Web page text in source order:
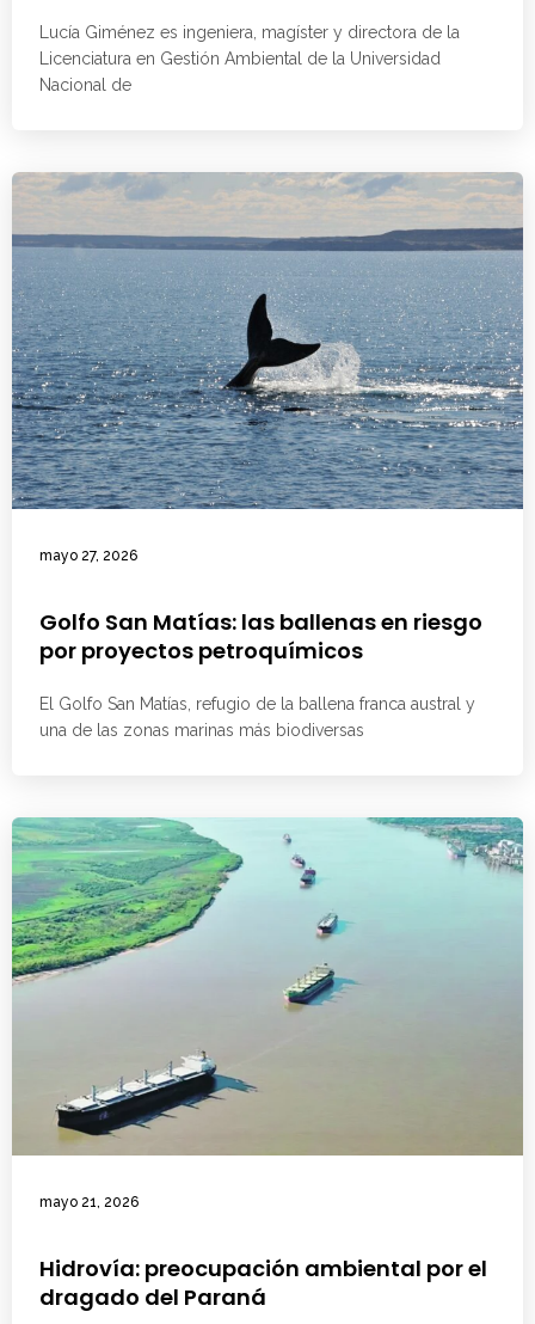
Lucía Giménez es ingeniera, magíster y directora de la
Licenciatura en Gestión Ambiental de la Universidad
Nacional de
mayo 27, 2026
Golfo San Matías: las ballenas en riesgo
por proyectos petroquímicos
El Golfo San Matías, refugio de la ballena franca austral y
una de las zonas marinas más biodiversas
mayo 21, 2026
Hidrovía: preocupación ambiental por el
dragado del Paraná